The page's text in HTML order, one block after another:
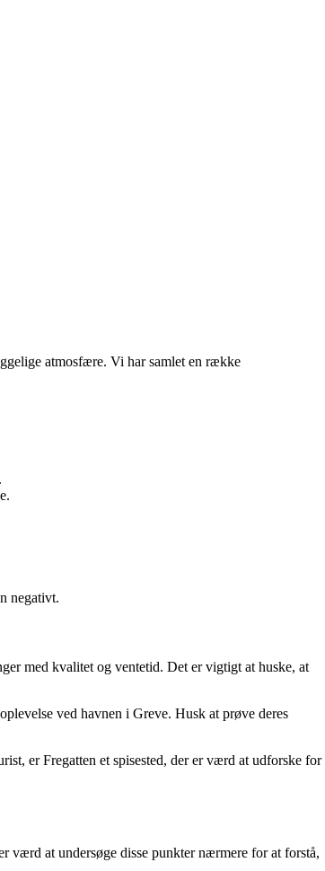
atmosfære. Vi har samlet en række
negativt.
med kvalitet og ventetid. Det er vigtigt at huske, at
ved havnen i Greve. Husk at prøve deres
er Fregatten et spisested, der er værd at udforske for
værd at undersøge disse punkter nærmere for at forstå,